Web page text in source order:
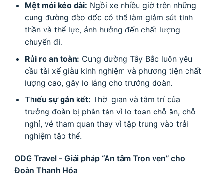
Mệt mỏi kéo dài: Ngồi xe nhiều giờ trên những
cung đường đèo dốc có thể làm giảm sút tinh
thần và thể lực, ảnh hưởng đến chất lượng
chuyến đi.
Rủi ro an toàn: Cung đường Tây Bắc luôn yêu
cầu tài xế giàu kinh nghiệm và phương tiện chất
lượng cao, gây lo lắng cho trưởng đoàn.
Thiếu sự gắn kết: Thời gian và tâm trí của
trưởng đoàn bị phân tán vì lo toan chỗ ăn, chỗ
nghỉ, vé tham quan thay vì tập trung vào trải
nghiệm tập thể.
ODG Travel – Giải pháp “An tâm Trọn vẹn” cho
Đoàn Thanh Hóa